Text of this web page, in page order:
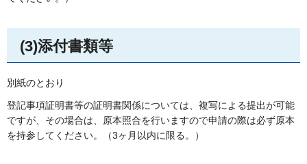
(3)添付書類等
別紙のとおり
登記事項証明書等の証明書関係については、複写による提出が可能
ですが、その場合は、原本照合を行いますので申請の際は必ず原本
を持参してください。（3ヶ月以内に限る。）